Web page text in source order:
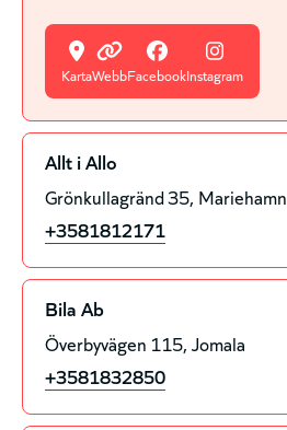
KartaWebbFacebookInstagram
Allt i Allo
Grönkullagränd 35 Mariehamn
+3581812171
Bila Ab
Överbyvägen 115 Jomala
+3581832850